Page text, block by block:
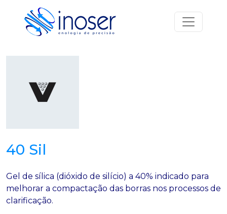
Saltar para o conteúdo
Navegação principal
40 Sil
Gel de sílica (dióxido de silício) a 40% indicado para
melhorar a compactação das borras nos processos de
clarificação.